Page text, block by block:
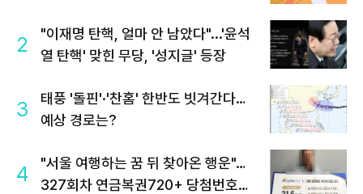
2
"이재명 탄핵, 얼마 안 남았다"...'윤석
열 탄핵' 맞힌 무당, '성지글' 등장
3
태풍 '돌핀'·'찬홈' 한반도 빗겨간다…
예상 경로는?
4
"서울 여행하는 꿈 뒤 찾아온 행운"…
327회차 연금복권720+ 당첨번호조